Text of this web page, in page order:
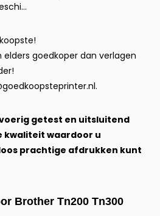
goedkoper dan verlagen
.
getest en uitsluitend
kwaliteit waardoor u
prachtige afdrukken kunt
Brother Tn200 Tn300